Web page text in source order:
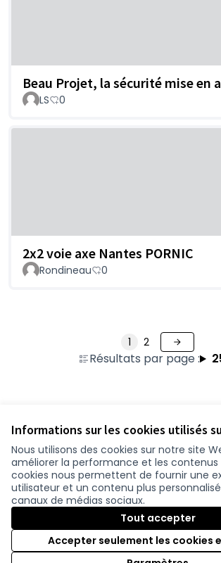
Informations sur les cookies utilisés
Nous utilisons des cookies sur notre site
améliorer la performance et les contenus
cookies nous permettent de fournir une
utilisateur et un contenu plus
canaux de médias sociaux.
Tout accepter
Accepter seulement les cookies
Beau Projet, la sécurité mise en
LS 0
2x2 voie axe Nantes PORNIC
Rondineau 0
Résultats par page :
1 2
Conditions d'utilisation
Paramètres des cookies
participer.loire-atlantique.fr sur Facebook
(Nouvelle fenêtre)
participer.loire-atlantique.fr sur
(Nouvelle fenêtre)
participer.loire-atlantique.fr sur
(Nouvelle fenêtre)